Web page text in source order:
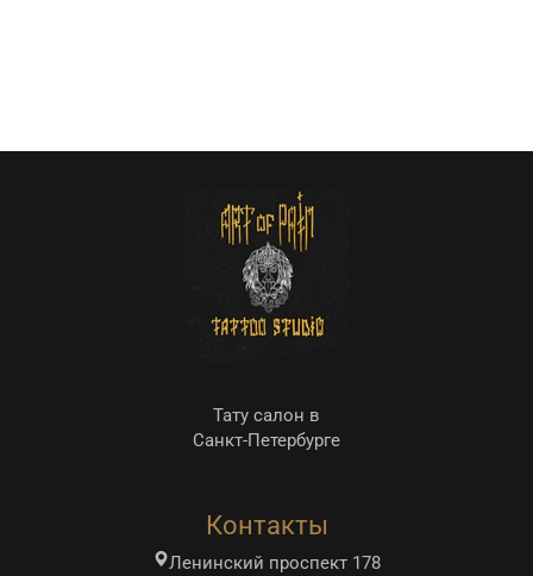
Тату салон в
Санкт-Петербурге
Контакты
Ленинский проспект 178